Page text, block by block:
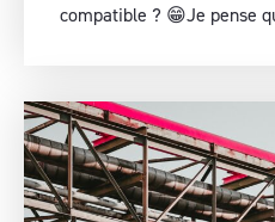
compatible ? 😁Je pense